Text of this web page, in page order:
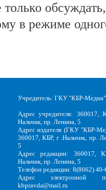
только
в режиме
Учредитель: ГКУ "КБР-Медиа"
Адрес учредителя: 360017,
Нальчик, пр. Ленина, 5
Адрес издателя (ГКУ "КБР-
360017, КБР, г .Нальчик, пр.
5
Адрес редакции: 360017,
Нальчик, пр. Ленина, 5
Телефон редакции: 8(8662)
Адрес электронной
kbpravda@mail.ru